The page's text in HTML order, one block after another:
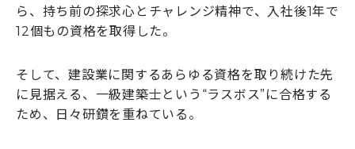
ら、持ち前の探求心とチャレンジ精神で、入社後1年で
12個もの資格を取得した。
そして、建設業に関するあらゆる資格を取り続けた先
に見据える、一級建築士という“ラスボス”に合格する
ため、日々研鑽を重ねている。